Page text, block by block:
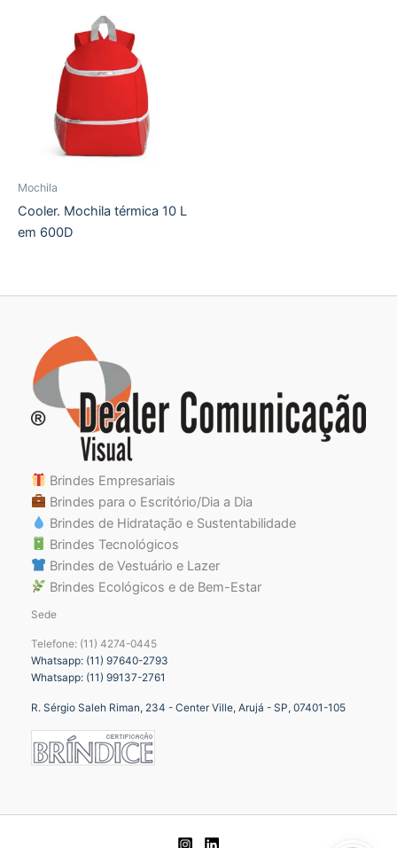
Mochila
Cooler. Mochila térmica 10 L
em 600D
Brindes Empresariais
Brindes para o Escritório/Dia a Dia
Brindes de Hidratação e Sustentabilidade
Brindes Tecnológicos
Brindes de Vestuário e Lazer
Brindes Ecológicos e de Bem-Estar
Sede
Telefone: (11) 4274-0445
Whatsapp: (11) 97640-2793
Whatsapp: (11) 99137-2761
R. Sérgio Saleh Riman, 234 - Center Ville, Arujá - SP, 07401-105